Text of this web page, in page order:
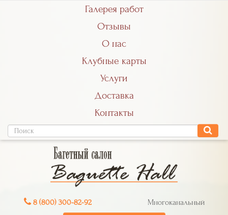
Галерея работ
Отзывы
О нас
Клубные карты
Услуги
Доставка
Контакты
8 (800) 300-82-92 Многоканальный